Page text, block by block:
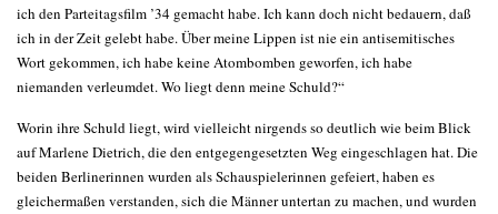
ich den Parteitagsfilm ’34 gemacht habe. Ich kann doch nicht bedauern, daß
ich in der Zeit gelebt habe. Über meine Lippen ist nie ein antisemitisches
Wort gekommen, ich habe keine Atombomben geworfen, ich habe
niemanden verleumdet. Wo liegt denn meine Schuld?“
Worin ihre Schuld liegt, wird vielleicht nirgends so deutlich wie beim Blick
auf Marlene Dietrich, die den entgegengesetzten Weg eingeschlagen hat. Die
beiden Berlinerinnen wurden als Schauspielerinnen gefeiert, haben es
gleichermaßen verstanden, sich die Männer untertan zu machen, und wurden